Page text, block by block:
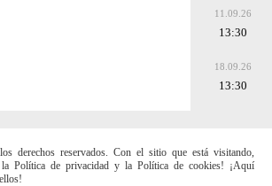
11.09.26
13:30
18.09.26
13:30
derechos reservados. Con el sitio que está visitando,
la Política de privacidad y la Política de cookies! ¡Aquí